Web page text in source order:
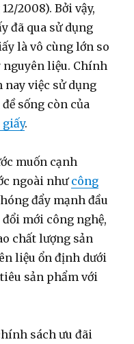
2008). Bởi vậy,
đã qua sử dụng
là vô cùng lớn so
nguyên liệu. Chính
nay việc sử dụng
sống còn của
.
muốn cạnh
ngoài như công
đẩy mạnh đầu
mới công nghệ,
chất lượng sản
liệu ổn định dưới
sản phẩm với
sách ưu đãi